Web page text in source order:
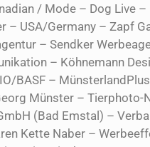
/ Mode – Dog Live –
USA/Germany – Zapf
– Sendker
– Köhnemann
BASF –
Münster – Tierphoto-
(Bad Emstal) –
Kette Naber –